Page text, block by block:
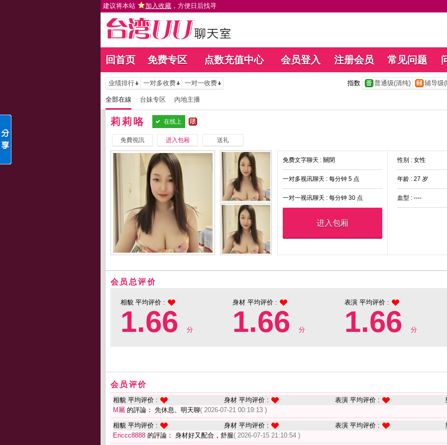
建议将本站 加入收藏 ，方便日后找寻
回首页 免费专区 点数充值中心 会员登入 注册会员 常见问题
业绩排行 一对多收费 一对一收费 指数 普通级(清纯) 辅导级
全部在線 台妹专区 內地主播
莉莉咯 在线上
免費視訊 进入包厢 送礼
免费文字聊天 : 關閉
一对多视讯聊天 : 每分钟 5 点
一对一视讯聊天 : 每分钟 30 点
进入包厢
性别 : 女性
年龄 : 27 岁
血型 : ----
会员总评价
相貌 平均评价 :
1.66 分
身材 平均评价 :
1.66 分
表演 平均评价 :
1.66 分
会员评价
相貌 平均评价 : 身材 平均评价 : 表演 平均评价 :
M屬 的評論： 先休息、明天聊( 2026-07-21 00:19:13 )
相貌 平均评价 : 身材 平均评价 : 表演 平均评价 :
Ericcc8888 的評論： 身材好又配合，舒服( 2026-07-15 21:10:54 )